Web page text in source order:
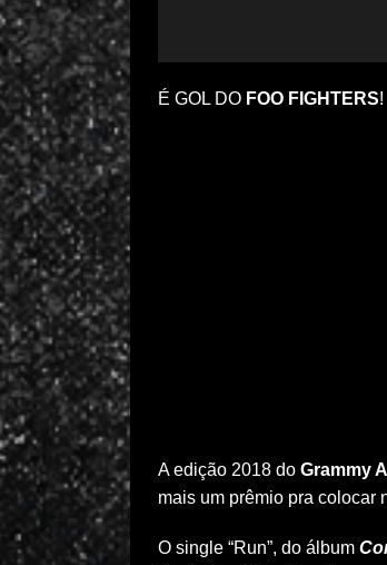
É GOL DO FOO FIGHTERS!
A edição 2018 do Grammy
mais um prêmio pra colocar
O single “Run”, do álbum